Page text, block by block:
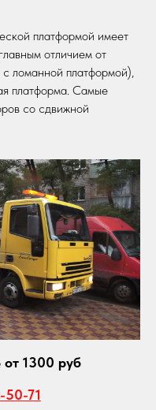
платформой имеет
отличием от
ломанной платформой),
платформа. Самые
со сдвижной
от 1300 руб
50-71